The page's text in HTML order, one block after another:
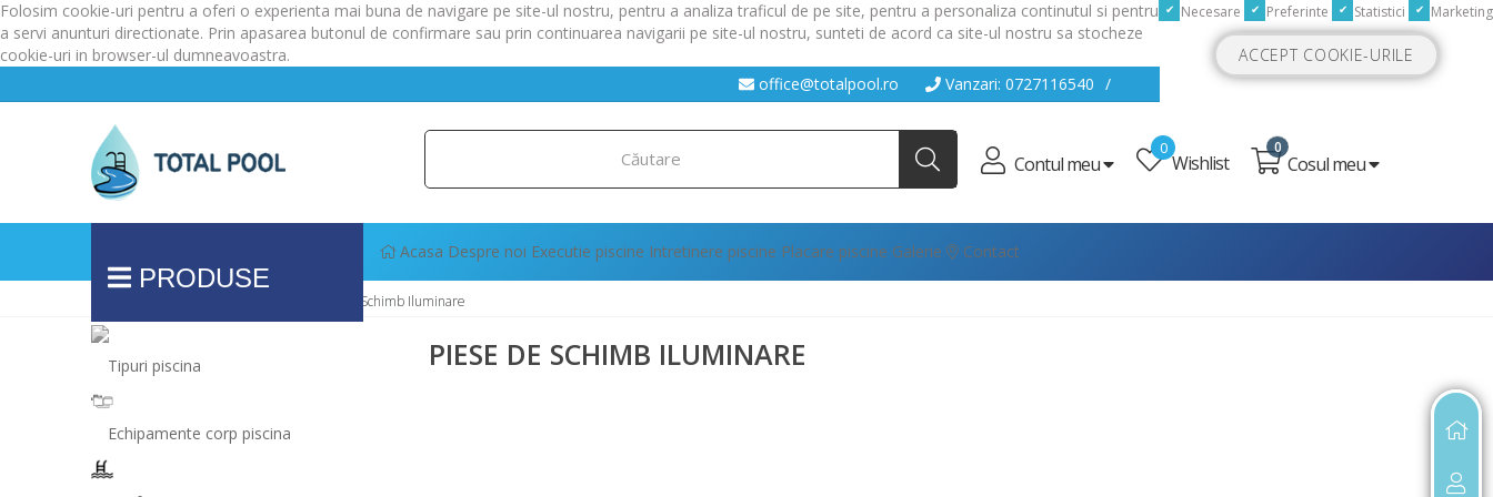
Necesare Preferinte Statistici Marketing
ACCEPT COOKIE-URILE
Folosim cookie-uri pentru a oferi o experienta mai buna de navigare pe site-ul nostru, pentru a analiza traficul de pe site, pentru a personaliza continutul si pentru
a servi anunturi directionate. Prin apasarea butonul de confirmare sau prin continuarea navigarii pe site-ul nostru, sunteti de acord ca site-ul nostru sa stocheze
cookie-uri in browser-ul dumneavoastra.
office@totalpool.ro
Vanzari: 0727116540 /
Contul meu
0
Wishlist
0
Cosul meu
PRODUSE
Tipuri piscina
Echipamente corp piscina
Acasa Despre noi Executie piscine Intretinere piscine Placare piscine Galerie Contact
Piese De Schimb Iluminare
PIESE DE SCHIMB ILUMINARE